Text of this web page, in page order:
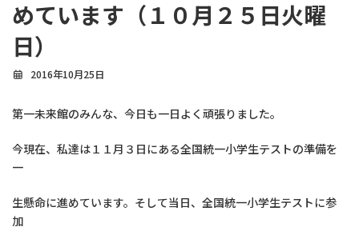
めています（１０月２５日火曜
日）
2016年10月25日
第一未来館のみんな、今日も一日よく頑張りました。
今現在、私達は１１月３日にある全国統一小学生テストの準備を
一
生懸命に進めています。そして当日、全国統一小学生テストに参
加